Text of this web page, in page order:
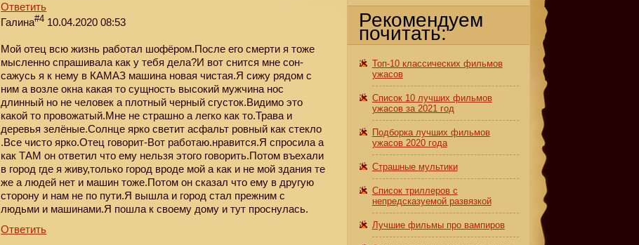
Ответить
Галина#4 10.04.2020 08:53
Мой отец всю жизнь работал шофёром.После его смерти я тоже
мысленно спрашивала как у тебя дела?И вот снится мне сон-
сажусь я к нему в КАМАЗ машина новая чистая.Я сижу рядом с
ним а возле окна какая то сущность высокий мужчина нос
длинный но не человек а плотный черный сгусток.Видимо это
какой то провожатый.Мне не страшно а легко как то.Трава и
деревья зелёные.Солнце ярко светит асфальт ровный как стекло
.Все чисто ярко.Отец говорит-Вот работаю.нравится.Я спросила а
как ТАМ он ответил что ему нельзя этого говорить.Потом въехали
в город где я живу,только город вроде мой а как и не мой здания те
же а людей нет и машин тоже.Потом он сказал что ему в другую
сторону и нам не по пути.Я вышла и город стал прежним с
людьми и машинами.Я пошла к своему дому и тут проснулась.
Ответить
Рекомендуем
почитать:
Топ-10 классических фильмов
ужасов
Список 10 лучших фильмов
ужасов за 2021 год
Подборка лучших фильмов
ужасов 2020 года
Страшные мультики
Список триллеров с
непредсказуемой развязкой
Лучшие фильмы про вампиров